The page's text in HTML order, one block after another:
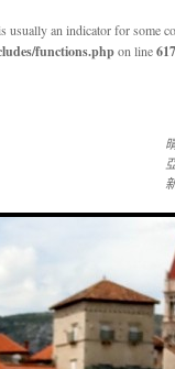
usually an indicator for some
functions.phpon line